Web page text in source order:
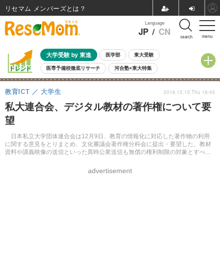
menu
Language
JP / CN search
大学受験 by 東進 医学部 東大受験
医専予備校徹底リサーチ 河合塾×東大特集
親子で考える大学選び 高校受験 中学受験 小学校受験
共通テスト 夏休み
8月開催イベント・WS 全国公立高校 過去問 人気記事
自由研究教材（小学生向け）
私大連合会、デジタル教材の著作権について要
望
日本私立大学団体連合会は12月9日、教育の情報化に対応した著作物の利用
に関する意見をとりまとめ、文化審議会著作権分科会に提出・要望した。教材
資料や講義映像の送信といった異時公衆送信も無償の権利制限の対象とすべき
教育ICT 大学生
advertisement
2016.12.15 Thu 18:45
リセマム メンバーズ